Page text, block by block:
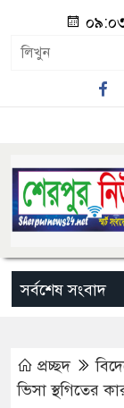
সর্বশেষ সংবাদ
চায়না দুয়ারী
প্রচ্ছদ
ভিসা স্থগিতের